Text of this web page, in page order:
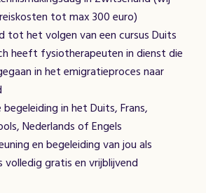
tot max 300 euro)
tot het volgen van een cursus Duits
heeft fysiotherapeuten in dienst die
in het emigratieproces naar
begeleiding in het Duits, Frans,
Nederlands of Engels
en begeleiding van jou als
volledig gratis en vrijblijvend